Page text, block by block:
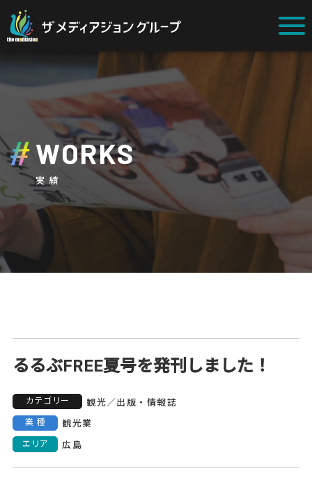
WORKS
実績
るるぶFREE夏号を発刊しました！
カテゴリー 観光 ／出版・情報誌
業種 観光業
エリア 広島